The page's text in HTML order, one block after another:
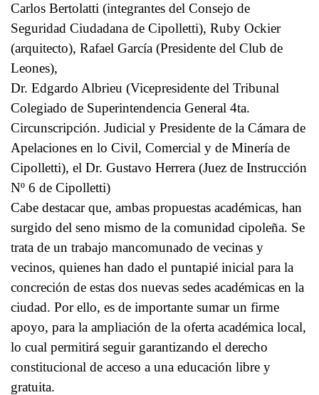
Carlos Bertolatti (integrantes del Consejo de
Seguridad Ciudadana de Cipolletti), Ruby Ockier
(arquitecto), Rafael García (Presidente del Club de
Leones),
Dr. Edgardo Albrieu (Vicepresidente del Tribunal
Colegiado de Superintendencia General 4ta.
Circunscripción. Judicial y Presidente de la Cámara de
Apelaciones en lo Civil, Comercial y de Minería de
Cipolletti), el Dr. Gustavo Herrera (Juez de Instrucción
Nº 6 de Cipolletti)
Cabe destacar que, ambas propuestas académicas, han
surgido del seno mismo de la comunidad cipoleña. Se
trata de un trabajo mancomunado de vecinas y
vecinos, quienes han dado el puntapié inicial para la
concreción de estas dos nuevas sedes académicas en la
ciudad. Por ello, es de importante sumar un firme
apoyo, para la ampliación de la oferta académica local,
lo cual permitirá seguir garantizando el derecho
constitucional de acceso a una educación libre y
gratuita.